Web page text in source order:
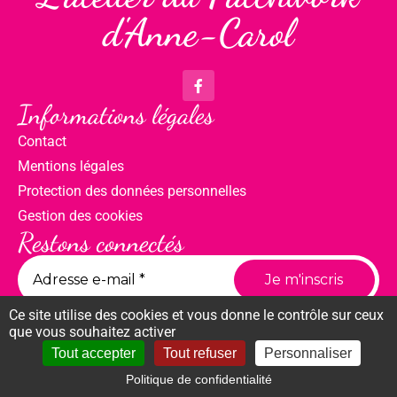
d'Anne-Carol
Informations légales
Contact
Mentions légales
Protection des données personnelles
Gestion des cookies
Restons connectés
Ce site utilise des cookies et vous donne le contrôle sur ceux
que vous souhaitez activer
Tout accepter Tout refuser Personnaliser
Politique de confidentialité